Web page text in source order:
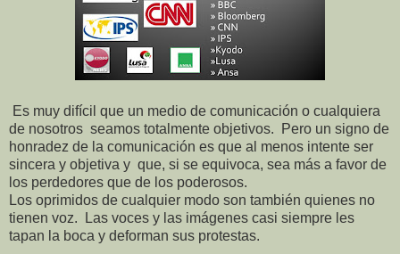
Es muy difícil que un medio de comunicación o cualquiera
de nosotros seamos totalmente objetivos. Pero un signo de
honradez de la comunicación es que al menos intente ser
sincera y objetiva y que, si se equivoca, sea más a favor de
los perdedores que de los poderosos.
Los oprimidos de cualquier modo son también quienes no
tienen voz. Las voces y las imágenes casi siempre les
tapan la boca y deforman sus protestas.